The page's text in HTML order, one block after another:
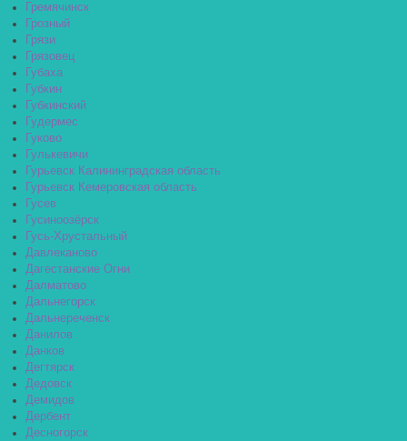
Гремячинск
Грозный
Грязи
Грязовец
Губаха
Губкин
Губкинский
Гудермес
Гуково
Гулькевичи
Гурьевск Калининградская область
Гурьевск Кемеровская область
Гусев
Гусиноозёрск
Гусь-Хрустальный
Давлеканово
Дагестанские Огни
Далматово
Дальнегорск
Дальнереченск
Данилов
Данков
Дегтярск
Дедовск
Демидов
Дербент
Десногорск